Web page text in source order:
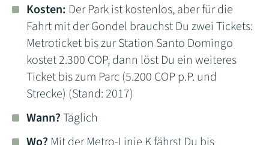
Kosten: Der Park ist kostenlos, aber für die
Fahrt mit der Gondel brauchst Du zwei Tickets:
Metroticket bis zur Station Santo Domingo
kostet 2.300 COP, dann löst Du ein weiteres
Ticket bis zum Parc (5.200 COP p.P. und
Strecke) (Stand: 2017)
Wann?Täglich